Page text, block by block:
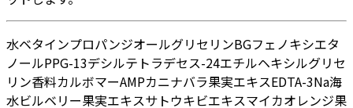
水ベタインプロパンジオールグリセリンBGフェノキシエタ
ノールPPG-13デシルテトラデセス-24エチルヘキシルグリセ
リン香料カルボマーAMPカニナバラ果実エキスEDTA-3Na海
水ビルベリー果実エキスサトウキビエキスマイカオレンジ果